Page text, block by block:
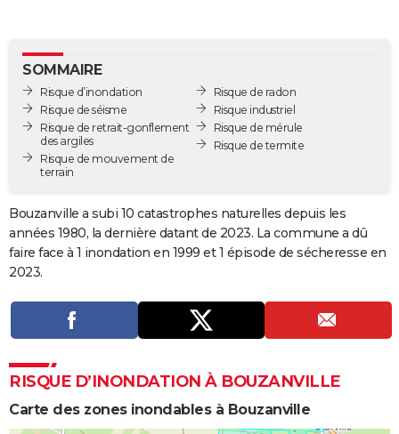
GUIDES D'ACHAT
BONS PLANS
CARTE DE VOEUX
Carte de Noël
Carte Bonne année
Carte Saint-Valentin
Carte Pâques
Carte d'anniversaire
DICTIONNAIRE
COPAINS D'AVANT
S'inscrire
Se connecter
Lycées
Collèges
Primaires
Universités
Entreprises
Service militaire
Avis de recherche
AVIS DE DÉCÈS
Bricolage
Lifestyle
Culture
Sport
Auto
Television
Voyage
Cinema
SOMMAIRE
Risque d’inondation
Risque de séisme
Risque de retrait-gonflement
des argiles
Risque de mouvement de
terrain
Risque de radon
Risque industriel
Risque de mérule
Risque de termite
Bouzanville a subi 10 catastrophes naturelles depuis les
années 1980, la dernière datant de 2023. La commune a dû
faire face à 1 inondation en 1999 et 1 épisode de sécheresse en
2023.
RISQUE D’INONDATION À BOUZANVILLE
Carte des zones inondables à Bouzanville